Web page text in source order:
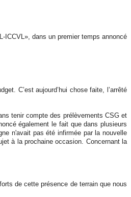
ICCVL», dans un premier temps annoncé
C’est aujourd’hui chose faite, l’arrêté
tenir compte des prélèvements CSG et
également le fait que dans plusieurs
n'avait pas été infirmée par la nouvelle
à la prochaine occasion. Concernant la
de cette présence de terrain que nous